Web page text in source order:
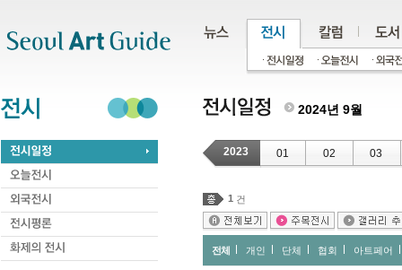
2024년 9월
2023 01 02 03
1 건
전체 개인 단체 협회 아트페어